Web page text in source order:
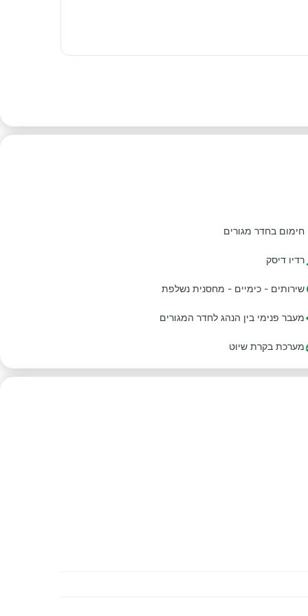
חימום בחדר מגורים
רדיו דיסק
שירותים - כימיים - מחסנית נשלפת
מעבר פנימי בין הנהג לחדר המגורים
מערכת בקרת שיוט